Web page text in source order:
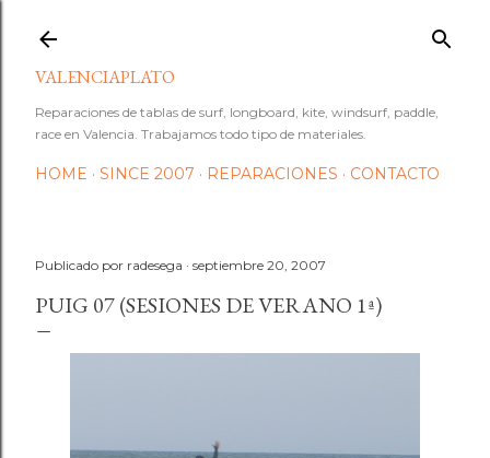
VALENCIAPLATO
Reparaciones de tablas de surf, longboard, kite, windsurf, paddle,
race en Valencia. Trabajamos todo tipo de materiales.
HOME SINCE 2007 REPARACIONES CONTACTO
Publicado por radesega septiembre 20, 2007
PUIG 07 (SESIONES DE VERANO 1ª)